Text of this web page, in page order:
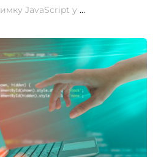
Oracle представляє підтримку JavaScript у MySQL